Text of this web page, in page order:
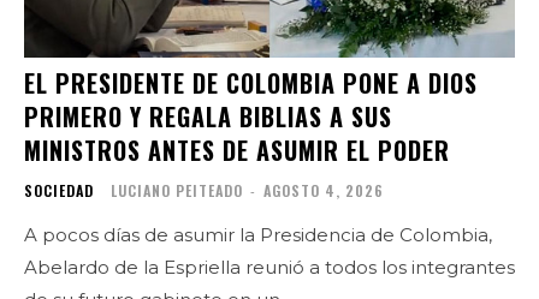
EL PRESIDENTE DE COLOMBIA PONE A DIOS
PRIMERO Y REGALA BIBLIAS A SUS
MINISTROS ANTES DE ASUMIR EL PODER
SOCIEDAD LUCIANO PEITEADO - AGOSTO 4, 2026
A pocos días de asumir la Presidencia de Colombia,
Abelardo de la Espriella reunió a todos los integrantes